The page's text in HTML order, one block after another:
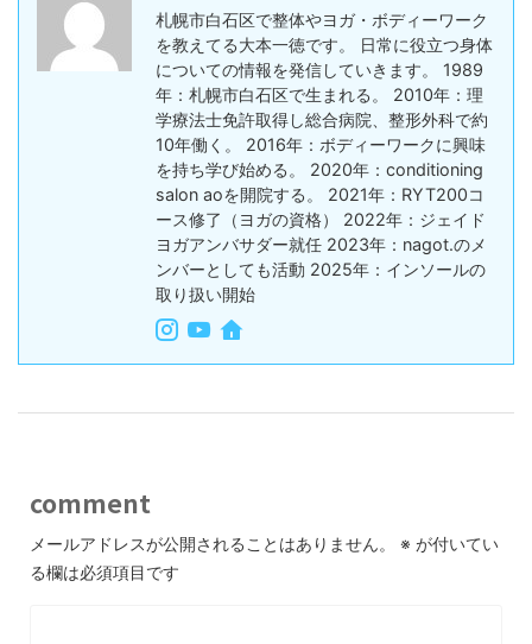
札幌市白石区で整体やヨガ・ボディーワーク
を教えてる大本一徳です。 日常に役立つ身体
についての情報を発信していきます。 1989
年：札幌市白石区で生まれる。 2010年：理
学療法士免許取得し総合病院、整形外科で約
10年働く。 2016年：ボディーワークに興味
を持ち学び始める。 2020年：conditioning
salon aoを開院する。 2021年：RYT200コ
ース修了（ヨガの資格） 2022年：ジェイド
ヨガアンバサダー就任 2023年：nagot.のメ
ンバーとしても活動 2025年：インソールの
取り扱い開始
comment
メールアドレスが公開されることはありません。 ※ が付いてい
る欄は必須項目です